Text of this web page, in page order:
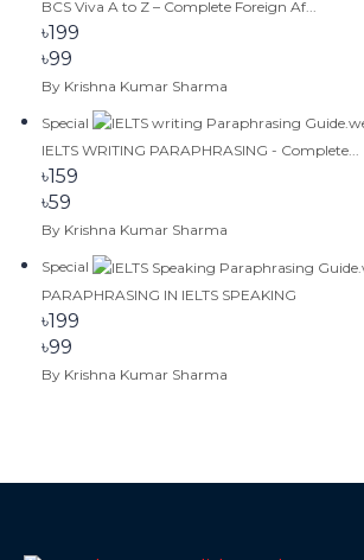
BCS Viva A to Z – Complete Foreign Af...
৳199
৳99
By Krishna Kumar Sharma
Special
IELTS WRITING PARAPHRASING - Complete...
৳159
৳59
By Krishna Kumar Sharma
Special
PARAPHRASING IN IELTS SPEAKING
৳199
৳99
By Krishna Kumar Sharma